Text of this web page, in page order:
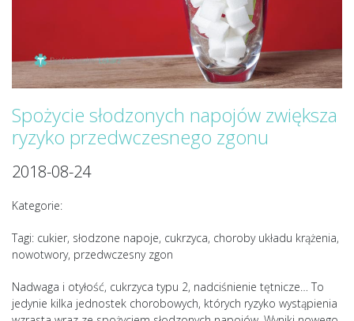
Spożycie słodzonych napojów zwiększa
ryzyko przedwczesnego zgonu
2018-08-24
Kategorie:
Tagi: cukier, słodzone napoje, cukrzyca, choroby układu krążenia,
nowotwory, przedwczesny zgon
Nadwaga i otyłość, cukrzyca typu 2, nadciśnienie tętnicze… To
jedynie kilka jednostek chorobowych, których ryzyko wystąpienia